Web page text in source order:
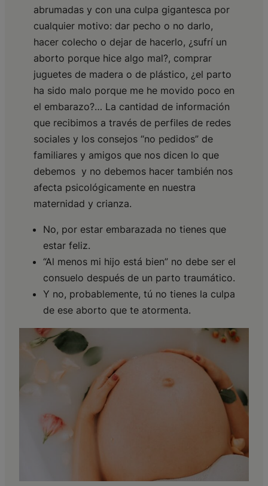
abrumadas y con una culpa gigantesca por
cualquier motivo: dar pecho o no darlo,
hacer colecho o dejar de hacerlo, ¿sufrí un
aborto porque hice algo mal?, comprar
juguetes de madera o de plástico, ¿el parto
ha sido malo porque me he movido poco en
el embarazo?… La cantidad de información
que recibimos a través de perfiles de redes
sociales y los consejos “no pedidos” de
familiares y amigos que nos dicen lo que
debemos y no debemos hacer también nos
afecta psicológicamente en nuestra
maternidad y crianza.
No, por estar embarazada no tienes que
estar feliz.
“Al menos mi hijo está bien” no debe ser el
consuelo después de un parto traumático.
Y no, probablemente, tú no tienes la culpa
de ese aborto que te atormenta.